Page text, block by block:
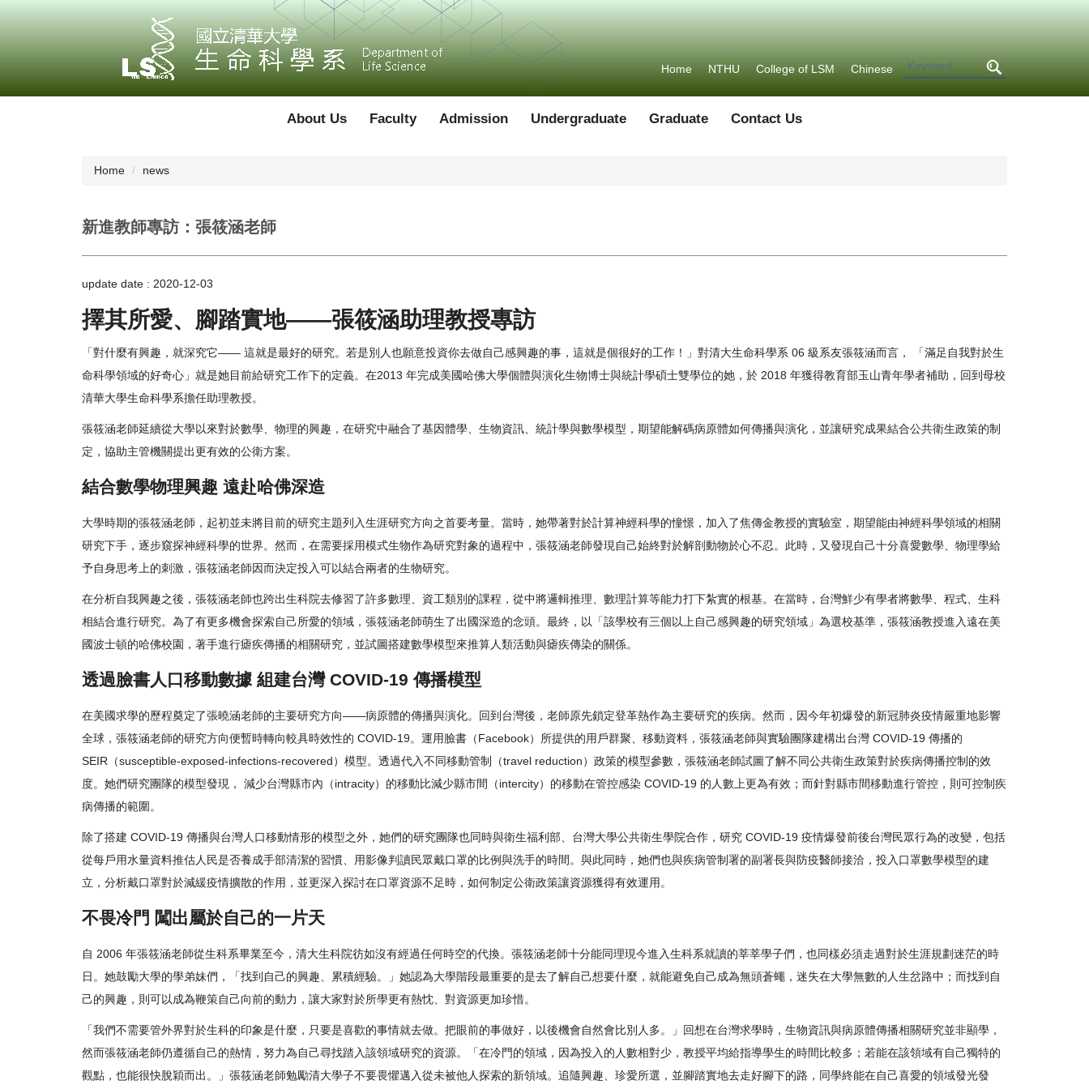
block
Home NTHU College of LSM Chinese
About Us Faculty Admission Undergraduate Graduate Contact Us
Home news
新進教師專訪：張筱涵老師
update date : 2020-12-03
擇其所愛、腳踏實地——張筱涵助理教授專訪
「對什麼有興趣，就深究它—— 這就是最好的研究。若是別人也願意投資你去做自己感興趣的事，這就是個很好的工作！」對清大生命科學系 06 級系友張筱涵而言， 「滿足自我對於生
命科學領域的好奇心」就是她目前給研究工作下的定義。在2013 年完成美國哈佛大學個體與演化生物博士與統計學碩士雙學位的她，於 2018 年獲得教育部玉山青年學者補助，回到母校
清華大學生命科學系擔任助理教授。
張筱涵老師延續從大學以來對於數學、物理的興趣，在研究中融合了基因體學、生物資訊、統計學與數學模型，期望能解碼病原體如何傳播與演化，並讓研究成果結合公共衛生政策的制
定，協助主管機關提出更有效的公衛方案。
結合數學物理興趣 遠赴哈佛深造
大學時期的張筱涵老師，起初並未將目前的研究主題列入生涯研究方向之首要考量。當時，她帶著對於計算神經科學的憧憬，加入了焦傳金教授的實驗室，期望能由神經科學領域的相關
研究下手，逐步窺探神經科學的世界。然而，在需要採用模式生物作為研究對象的過程中，張筱涵老師發現自己始終對於解剖動物於心不忍。此時，又發現自己十分喜愛數學、物理學給
予自身思考上的刺激，張筱涵老師因而決定投入可以結合兩者的生物研究。
在分析自我興趣之後，張筱涵老師也跨出生科院去修習了許多數理、資工類別的課程，從中將邏輯推理、數理計算等能力打下紮實的根基。在當時，台灣鮮少有學者將數學、程式、生科
相結合進行研究。為了有更多機會探索自己所愛的領域，張筱涵老師萌生了出國深造的念頭。最終，以「該學校有三個以上自己感興趣的研究領域」為選校基準，張筱涵教授進入遠在美
國波士頓的哈佛校園，著手進行瘧疾傳播的相關研究，並試圖搭建數學模型來推算人類活動與瘧疾傳染的關係。
透過臉書人口移動數據 組建台灣 COVID-19 傳播模型
在美國求學的歷程奠定了張曉涵老師的主要研究方向——病原體的傳播與演化。回到台灣後，老師原先鎖定登革熱作為主要研究的疾病。然而，因今年初爆發的新冠肺炎疫情嚴重地影響
全球，張筱涵老師的研究方向便暫時轉向較具時效性的 COVID-19。運用臉書（Facebook）所提供的用戶群聚、移動資料，張筱涵老師與實驗團隊建構出台灣 COVID-19 傳播的
SEIR（susceptible-exposed-infections-recovered）模型。透過代入不同移動管制（travel reduction）政策的模型參數，張筱涵老師試圖了解不同公共衛生政策對於疾病傳播控制的效
度。她們研究團隊的模型發現， 減少台灣縣市內（intracity）的移動比減少縣市間（intercity）的移動在管控感染 COVID-19 的人數上更為有效；而針對縣市間移動進行管控，則可控制疾
病傳播的範圍。
除了搭建 COVID-19 傳播與台灣人口移動情形的模型之外，她們的研究團隊也同時與衛生福利部、台灣大學公共衛生學院合作，研究 COVID-19 疫情爆發前後台灣民眾行為的改變，包括
從每戶用水量資料推估人民是否養成手部清潔的習慣、用影像判讀民眾戴口罩的比例與洗手的時間。與此同時，她們也與疾病管制署的副署長與防疫醫師接洽，投入口罩數學模型的建
立，分析戴口罩對於減緩疫情擴散的作用，並更深入探討在口罩資源不足時，如何制定公衛政策讓資源獲得有效運用。
不畏冷門 闖出屬於自己的一片天
自 2006 年張筱涵老師從生科系畢業至今，清大生科院彷如沒有經過任何時空的代換。張筱涵老師十分能同理現今進入生科系就讀的莘莘學子們，也同樣必須走過對於生涯規劃迷茫的時
日。她鼓勵大學的學弟妹們，「找到自己的興趣、累積經驗。」她認為大學階段最重要的是去了解自己想要什麼，就能避免自己成為無頭蒼蠅，迷失在大學無數的人生岔路中；而找到自
己的興趣，則可以成為鞭策自己向前的動力，讓大家對於所學更有熱忱、對資源更加珍惜。
「我們不需要管外界對於生科的印象是什麼，只要是喜歡的事情就去做。把眼前的事做好，以後機會自然會比別人多。」回想在台灣求學時，生物資訊與病原體傳播相關研究並非顯學，
然而張筱涵老師仍遵循自己的熱情，努力為自己尋找踏入該領域研究的資源。「在冷門的領域，因為投入的人數相對少，教授平均給指導學生的時間比較多；若能在該領域有自己獨特的
觀點，也能很快脫穎而出。」張筱涵老師勉勵清大學子不要畏懼邁入從未被他人探索的新領域。追隨興趣、珍愛所選，並腳踏實地去走好腳下的路，同學終能在自己喜愛的領域發光發